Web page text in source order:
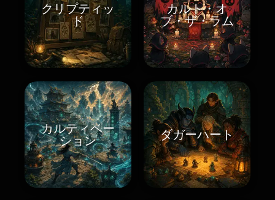
クリプティッ
ド
カルト・オ
ブ・ザ・ラム
カルティベー
ション
ダガーハート